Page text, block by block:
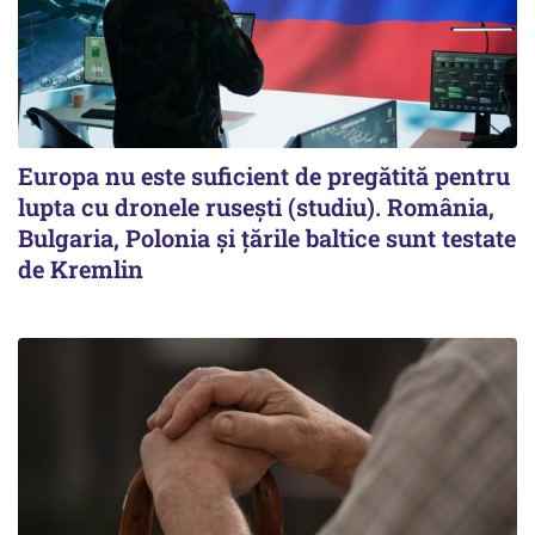
Europa nu este suficient de pregătită pentru
lupta cu dronele rusești (studiu). România,
Bulgaria, Polonia și țările baltice sunt testate
de Kremlin